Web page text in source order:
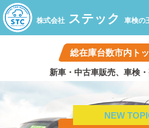
総在庫台数市内ト
新車・中古車販売、車検
株式会社 ステック 車検の
NEW